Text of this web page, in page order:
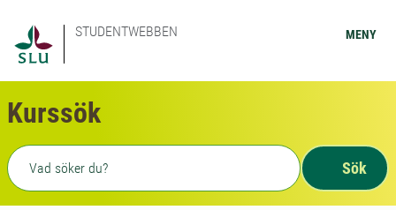
STUDENTWEBBEN MENY
Kurssök
Fritext sökning
Sök